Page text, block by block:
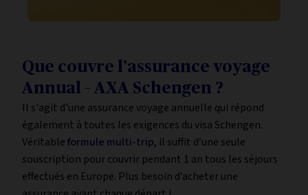
Que couvre l’assurance voyage
Annual – AXA Schengen ?
Il s'agit d'une assurance voyage annuelle qui répond
également à toutes les exigences du visa Schengen.
Véritableformule multi-trip, il suffit d’une seule
souscription pour couvrir pendant 1 an tous les séjours
effectués en Europe. Plus besoin d’acheter une